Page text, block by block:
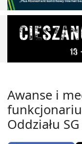
Awanse i
Oddziału